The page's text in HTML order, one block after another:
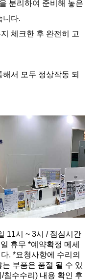
분리하여 준비해 놓은
니다.
체크한 후 완전히 고
서 모두 정상작동 되
11시 ~ 3시 / 점심시간
휴무 *예약확정 메세
. *요청사항에 수리의
부품은 품절 될 수 있
침수수리) 내용 확인 후